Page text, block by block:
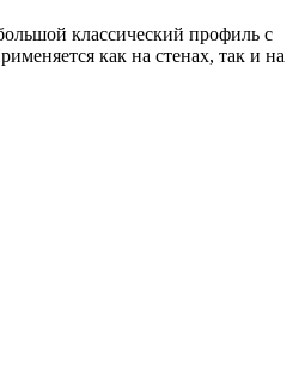
классический профиль с
как на стенах, так и на